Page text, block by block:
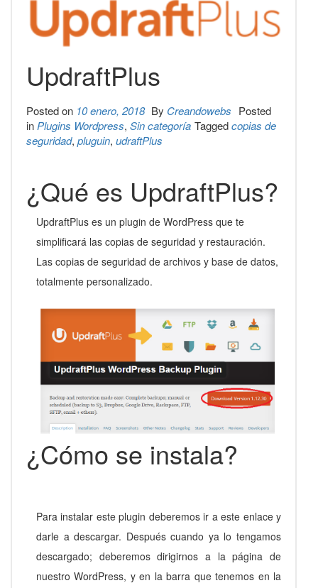
UpdraftPlus
Posted on 10 enero, 2018 By Creandowebs Posted
in Plugins Wordpress, Sin categoría Taggedcopias de
seguridad, pluguin, udraftPlus
¿Qué es UpdraftPlus?
UpdraftPlus es un plugin de WordPress que te
simplificará las copias de seguridad y restauración.
Las copias de seguridad de archivos y base de datos,
totalmente personalizado.
¿Cómo se instala?
Para instalar este plugin deberemos ir a este enlace y
darle a descargar. Después cuando ya lo tengamos
descargado; deberemos dirigirnos a la página de
nuestro WordPress, y en la barra que tenemos en la